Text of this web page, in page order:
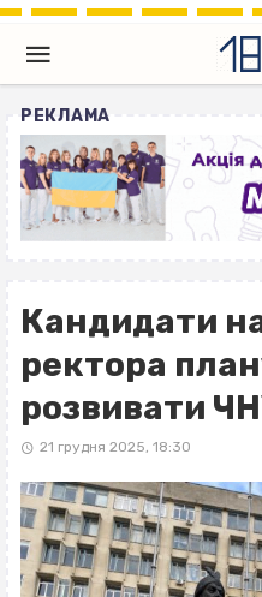
РЕКЛАМА
Кандидати
ректора
розвивати
21 грудня 2025, 18:30